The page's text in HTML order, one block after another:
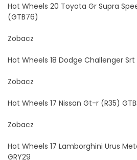
Hot Wheels 20 Toyota Gr Supra
(GTB76)
Zobacz
Hot Wheels 18 Dodge Challenger
Zobacz
Hot Wheels 17 Nissan Gt-r (R35)
Zobacz
Hot Wheels 17 Lamborghini Urus
GRY29